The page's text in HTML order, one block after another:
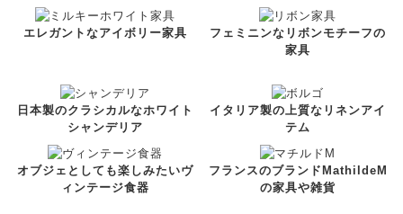
エレガントなアイボリー家具
フェミニンなリボンモチーフの
家具
日本製のクラシカルなホワイト
シャンデリア
イタリア製の上質なリネンアイ
テム
オブジェとしても楽しみたいヴ
ィンテージ食器
フランスのブランドMathildeM
の家具や雑貨